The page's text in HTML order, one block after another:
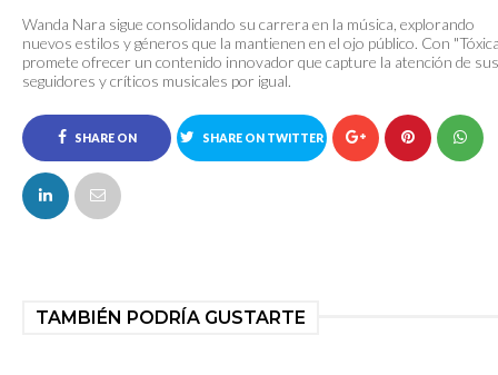
Wanda Nara sigue consolidando su carrera en la música, explorando
nuevos estilos y géneros que la mantienen en el ojo público. Con
promete ofrecer un contenido innovador que capture la atención de sus
seguidores y críticos musicales por igual.
SHARE ON
FACEBOOK
SHARE ON TWITTER
TAMBIÉN PODRÍA GUSTARTE